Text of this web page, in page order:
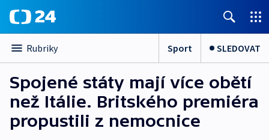
Rubriky Sport SLEDOVAT
Spojené státy mají více obětí
než Itálie. Britského premiéra
propustili z nemocnice